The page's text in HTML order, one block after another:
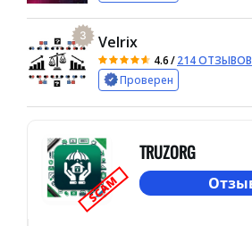
3 Velrix
4.6/214 ОТЗЫВОВ
Проверен
SCAM
TRUZORG